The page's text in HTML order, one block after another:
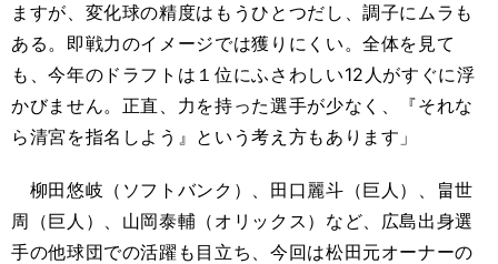
ますが、変化球の精度はもうひとつだし、調子にムラも
ある。即戦力のイメージでは獲りにくい。全体を見て
も、今年のドラフトは１位にふさわしい12 人がすぐに浮
かびません。正直、力を持った選手が少なく、『それな
ら清宮を指名しよう』という考え方もあります」
柳田悠岐（ソフトバンク）、田口麗斗 （巨人） 、畠世
周（巨人）、山岡泰輔（オリックス）など、広島出身選
手の他球団での活躍も目立ち、今回は松田元オーナーの